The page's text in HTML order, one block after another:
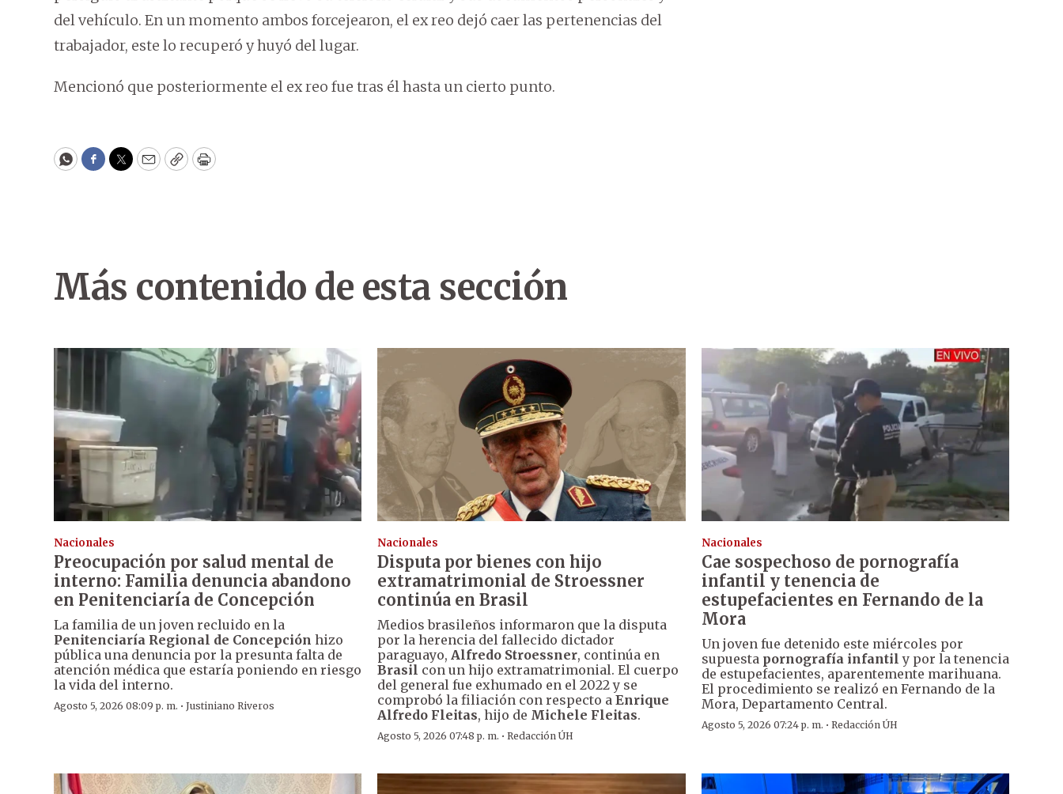
del vehículo. En un momento ambos forcejearon, el ex reo dejó caer las pertenencias del
trabajador, este lo recuperó y huyó del lugar.
Mencionó que posteriormente el ex reo fue tras él hasta un cierto punto.
WhatsApp
Facebook
Twitter
EmailCopyPrint
Más contenido de esta sección
Nacionales
Preocupación por salud mental de
interno: Familia denuncia abandono
en Penitenciaría de Concepción
La familia de un joven recluido en la
Penitenciaría Regional de Concepción hizo
pública una denuncia por la presunta falta de
atención médica que estaría poniendo en riesgo
la vida del interno.
Agosto 5, 2026 08:09 p. m. · Justiniano Riveros
Nacionales
Disputa por bienes con hijo
extramatrimonial de Stroessner
continúa en Brasil
Medios brasileños informaron que la disputa
por la herencia del fallecido dictador
paraguayo,Alfredo Stroessner, continúa en
Brasil con un hijo extramatrimonial. El cuerpo
del general fue exhumado en el 2022 y se
comprobó la filiación con respecto aEnrique
Alfredo Fleitas, hijo de Michele Fleitas.
Agosto 5, 2026 07:48 p. m. ·Redacción ÚH
Nacionales
Cae sospechoso de pornografía
infantil y tenencia de
estupefacientes en Fernando de la
Mora
Un joven fue detenido este miércoles por
supuesta pornografía infantil y por la tenencia
de estupefacientes, aparentemente marihuana.
El procedimiento se realizó en Fernando de la
Mora, Departamento Central.
Agosto 5, 2026 07:24 p. m. · Redacción ÚH